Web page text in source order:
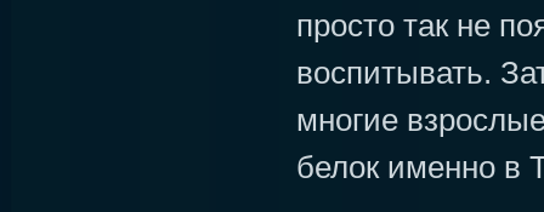
просто так не
воспитывать.
многие
белок именно в